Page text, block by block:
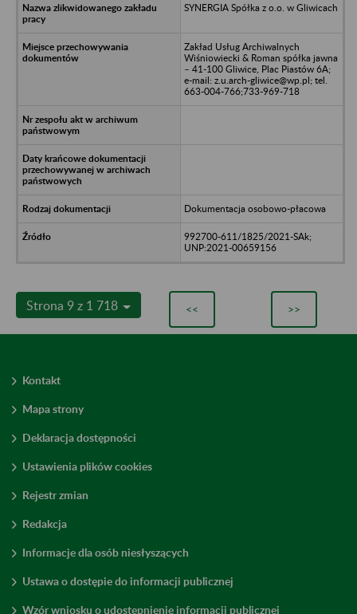
SYNERGIA Spółka z o.o. w Gliwicach
Zakład Usług Archiwalnych
Wiśniowiecki & Roman spółka jawna
– 41-100 Gliwice, Plac Piastów 6A;
e-mail: z.u.arch-gliwice@wp.pl; tel.
663-004-766;733-969-718
Dokumentacja osobowo-płacowa
992700-611/1825/2021-SAk;
UNP:2021-00659156
Strona 9 z 1 718 << >>
Kontakt
Mapa strony
Deklaracja dostępności
Ustawienia plików cookies
Rejestr zmian
Redakcja
Informacje dla osób niesłyszących
Ustawa o dostępie do informacji publicznej
Wzór wniosku o udostępnienie informacji publicznej